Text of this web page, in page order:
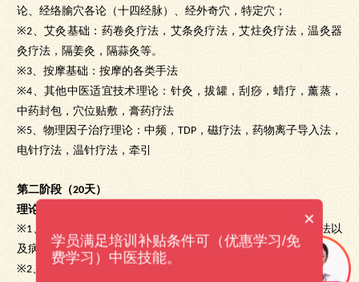
论、经络腧穴各论（十四经脉）、经外奇穴，特定穴；
※2、艾灸基础：药卷灸疗法，艾条灸疗法，艾炷灸疗法，温灸器
灸疗法，隔姜灸，隔蒜灸等。
※3、按摩基础：按摩的各类手法
※4、其他中医适宜技术理论： 针灸，拔罐，刮痧，蜡疗，薰蒸，
中药封包，穴位贴敷，膏药疗法
※5、物理因子治疗理论：中频， TDP ，磁疗法，药物离子导入法，
电针疗法，温针疗法，牵引
第二阶段（20天）
理论学习
※1、中医诊断学：四诊的理论和技能，辩证的基本原则和方法以
及病案书写的一般知识。
※2、西医诊断学：体格检查，光学影像
×
学员满足培训补贴条件可（优惠学习/免
费学习）中医技能。